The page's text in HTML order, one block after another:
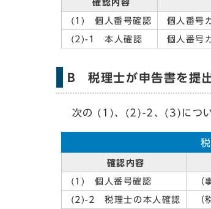
確認内容
(1) 個人番号確認 個人番号
(2)-1 本人確認 個人番号
B 税理士が申告書を提
次の (1)、(2)-2、(3)につい
確認内容
(1) 個人番号確認 （
(2)-2 税理士の本人確認 （